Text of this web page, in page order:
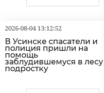
2026-08-04 13:12:52
В Усинске спасатели и
полиция пришли на
помощь
заблудившемуся в лесу
подростку